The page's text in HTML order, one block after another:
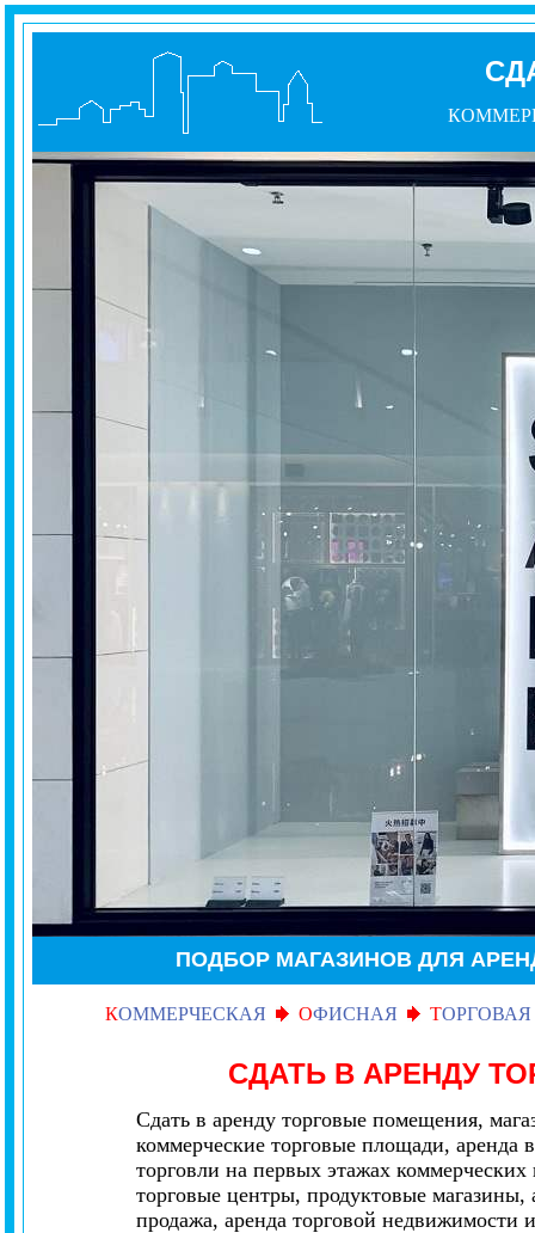
ПОДБОР МАГАЗИНОВ ДЛЯ
КОММЕРЧЕСКАЯ ОФИСНАЯ ТОРГОВАЯ
СДАТЬ В АРЕНДУ
Сдать в аренду торговые помещения,
коммерческие торговые площади, аренда
торговли на первых этажах
торговые центры, продуктовые магазины,
продажа, аренда торговой недвижимости